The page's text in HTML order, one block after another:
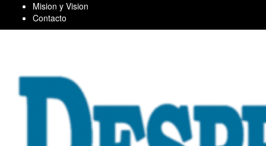
content
Mision y Vision
Contacto